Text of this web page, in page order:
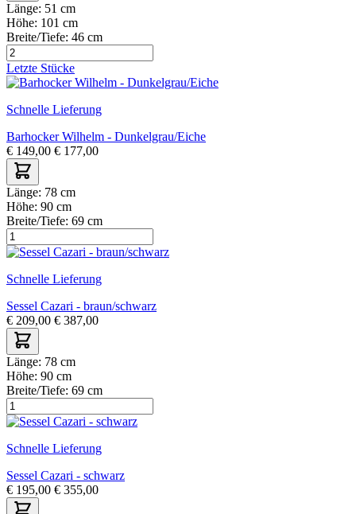
Länge: 51 cm
Höhe: 101 cm
Breite/Tiefe: 46 cm
Letzte Stücke
Schnelle Lieferung
Barhocker Wilhelm - Dunkelgrau/Eiche
€ 149,00 € 177,00
Länge: 78 cm
Höhe: 90 cm
Breite/Tiefe: 69 cm
Schnelle Lieferung
Sessel Cazari - braun/schwarz
€ 209,00 € 387,00
Länge: 78 cm
Höhe: 90 cm
Breite/Tiefe: 69 cm
Schnelle Lieferung
Sessel Cazari - schwarz
€ 195,00 € 355,00